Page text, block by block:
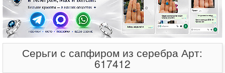
Серьги с сапфиром из серебра Арт:
617412